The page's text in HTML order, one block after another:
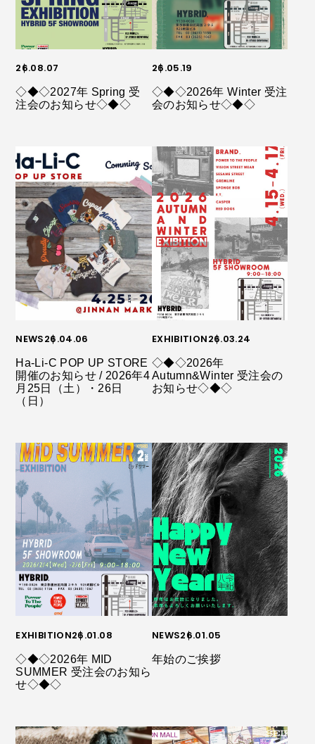
26.08.07
◇◆◇2027年 Spring 受
注会のお知らせ◇◆◇
26.05.19
◇◆◇2026年 Winter 受注
会のお知らせ◇◆◇
NEWS26.04.06
Ha-Li-C POP UP STORE
開催のお知らせ / 2026年4
月25日（土）・26日
（日）
EXHIBITION26.03.24
◇◆◇2026年
Autumn&Winter 受注会の
お知らせ◇◆◇
EXHIBITION26.01.08
◇◆◇2026年 MID
SUMMER 受注会のお知ら
せ◇◆◇
NEWS26.01.05
年始のご挨拶